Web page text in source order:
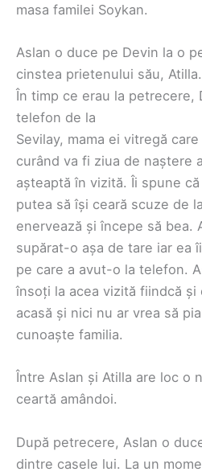
masa familei Soykan.
Aslan o duce pe Devin la o
cinstea prietenului său, Atilla.
În timp ce erau la petrecere,
telefon de la
Sevilay, mama ei vitregă
curând va fi ziua de naștere
așteaptă în vizită. Îi spune
putea să își ceară scuze de
enervează și începe să bea.
supărat-o așa de tare iar ea
pe care a avut-o la telefon.
însoți la acea vizită fiindcă și
acasă și nici nu ar vrea să
cunoaște familia.
Între Aslan și Atilla are loc o
ceartă amândoi.
După petrecere, Aslan o
dintre casele lui. La un